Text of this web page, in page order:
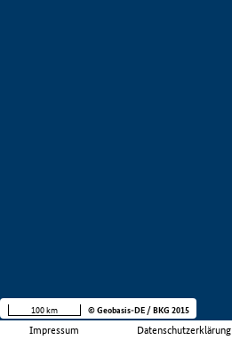
Impressum Datenschutzerklärung
100 km © Geobasis-DE / BKG 2015